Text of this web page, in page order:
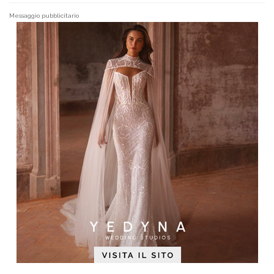
Messaggio pubblicitario